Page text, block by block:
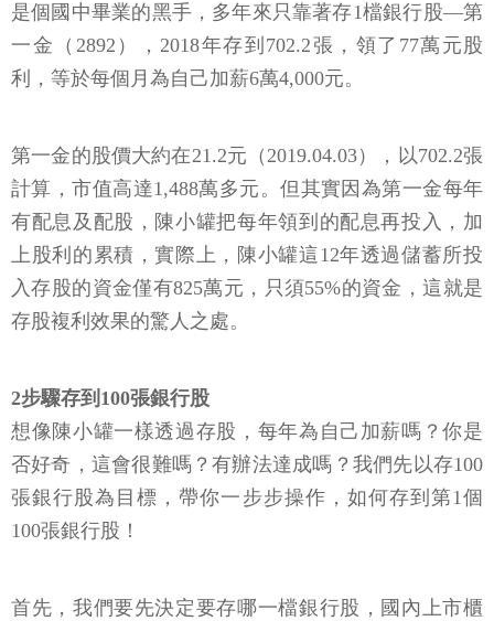
是個國中畢業的黑手，多年來只靠著存1檔銀行股—第
一金（2892），2018年存到702.2張，領了77萬元股
利，等於每個月為自己加薪6萬4,000元。
第一金的股價大約在21.2元（2019.04.03），以702.2張
計算，市值高達1,488萬多元。但其實因為第一金每年
有配息及配股，陳小罐把每年領到的配息再投入，加
上股利的累積，實際上，陳小罐這12年透過儲蓄所投
入存股的資金僅有825萬元，只須55%的資金，這就是
存股複利效果的驚人之處。
2步驟存到100張銀行股
想像陳小罐一樣透過存股，每年為自己加薪嗎？你是
否好奇，這會很難嗎？有辦法達成嗎？我們先以存100
張銀行股為目標，帶你一步步操作，如何存到第1個
100張銀行股！
首先，我們要先決定要存哪一檔銀行股，國內上市櫃